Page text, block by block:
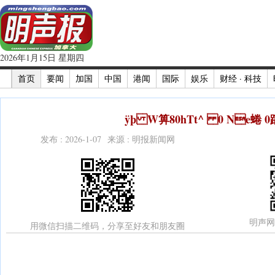
2026年1月15日 星期四
首页
要闻 加国 中国 港闻 国际 娱乐 财经 · 科技
ÿþ W箅80hTt^ 0 Ne蜷 0
发布 : 2026-1-07 来源 : 明报新闻网
用微信扫描二维码，分享至好友和朋友圈 明声